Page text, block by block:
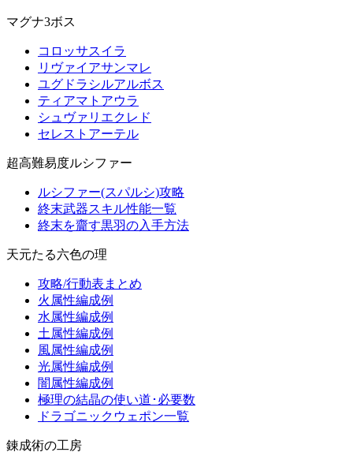
マグナ3ボス
コロッサスイラ
リヴァイアサンマレ
ユグドラシルアルボス
ティアマトアウラ
シュヴァリエクレド
セレストアーテル
超高難易度ルシファー
ルシファー(スパルシ)攻略
終末武器スキル性能一覧
終末を齎す黒羽の入手方法
天元たる六色の理
攻略/行動表まとめ
火属性編成例
水属性編成例
土属性編成例
風属性編成例
光属性編成例
闇属性編成例
極理の結晶の使い道･必要数
ドラゴニックウェポン一覧
錬成術の工房